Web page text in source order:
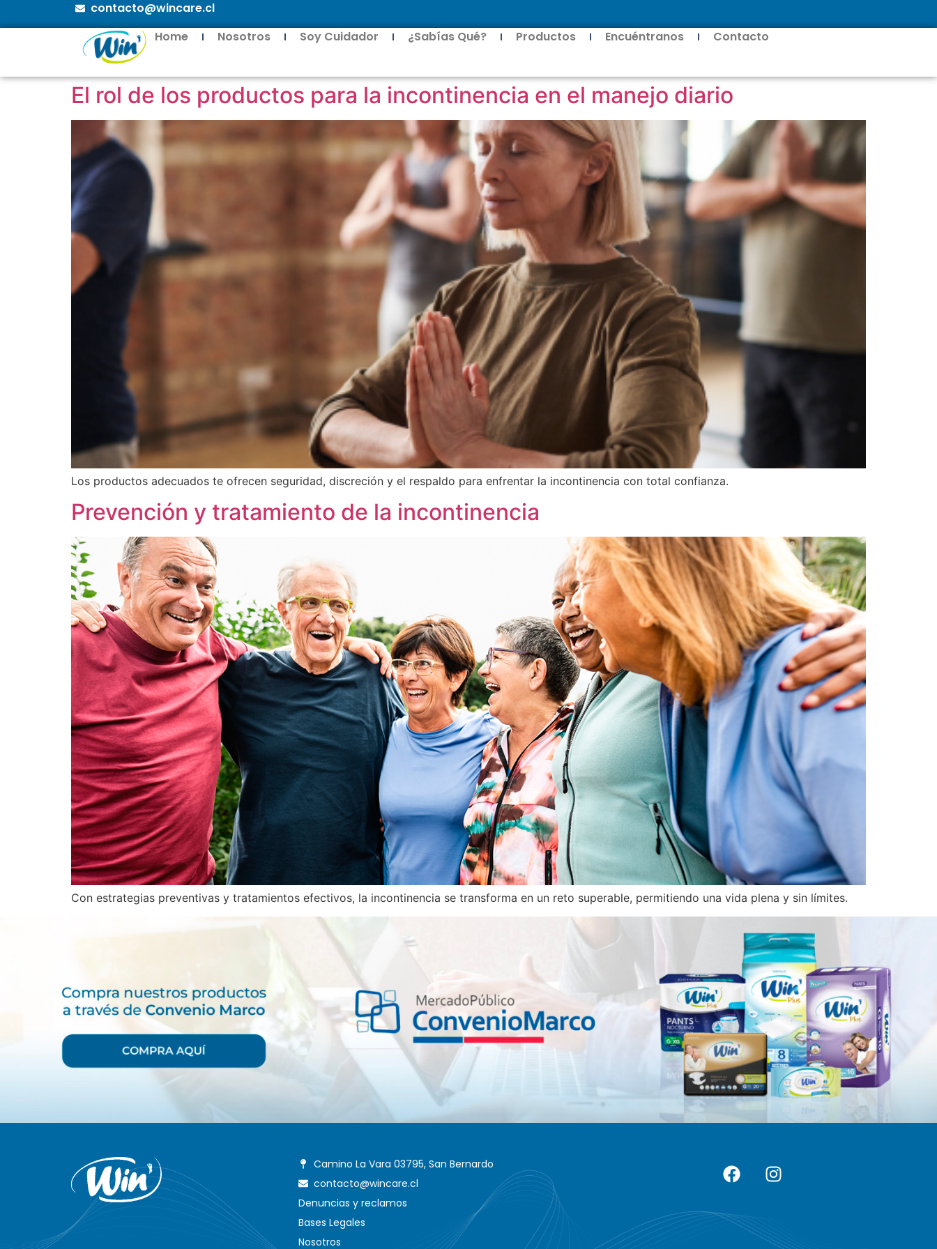
contacto@wincare.cl
Home
Nosotros Soy Cuidador ¿Sabías Qué? Productos Encuéntranos Contacto
El rol de los productos para la incontinencia en el manejo diario
Los productos adecuados te ofrecen seguridad, discreción y el respaldo para enfrentar la incontinencia con total confianza.
Prevención y tratamiento de la incontinencia
Con estrategias preventivas y tratamientos efectivos, la incontinencia se transforma en un reto superable, permitiendo una vida plena y sin límites.
Camino La Vara 03795, San Bernardo
contacto@wincare.cl
Denuncias y reclamos
Bases Legales
Nosotros